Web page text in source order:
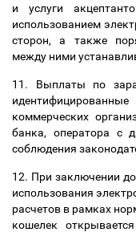
и услуги
использованием
сторон, а также
между ними
11. Выплаты по
коммерческих
банка, оператора с
соблюдения
12. При заключении
использования
расчетов в рамках
кошелек